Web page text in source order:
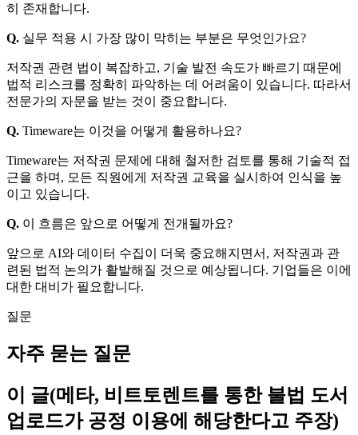
히 존재합니다.
Q. 실무 적용 시 가장 많이 막히는 부분은 무엇인가요?
저작권 관련 법이 복잡하고, 기술 발전 속도가 빠르기 때문에
법적 리스크를 정확히 파악하는 데 어려움이 있습니다. 따라서
전문가의 자문을 받는 것이 중요합니다.
Q. Timeware는 이것을 어떻게 활용하나요?
Timeware는 저작권 문제에 대해 철저한 검토를 통해 기술적 접
근을 하며, 모든 직원에게 저작권 교육을 실시하여 인식을 높
이고 있습니다.
Q. 이 흐름은 앞으로 어떻게 전개될까요?
앞으로 AI와 데이터 수집이 더욱 중요해지면서, 저작권과 관
련된 법적 논의가 활발해질 것으로 예상됩니다. 기업들은 이에
대한 대비가 필요합니다.
질문
자주 묻는 질문
이 글(메타, 비트토렌트를 통한 불법 도서
업로드가 공정 이용에 해당한다고 주장)